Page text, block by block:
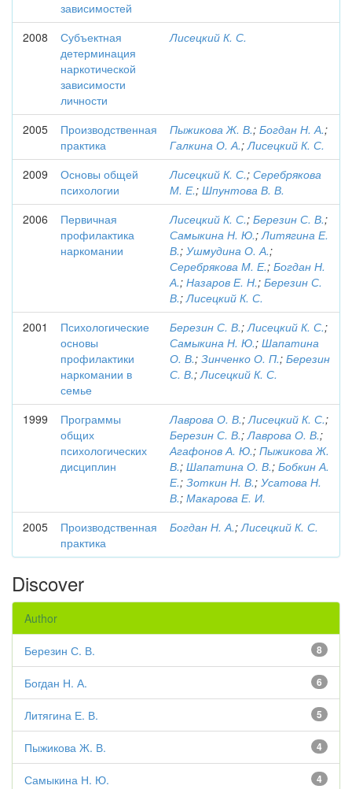
зависимостей
2008
Субъектная
детерминация
наркотической
зависимости
личности
Лисецкий К. С.
2005
Производственная
практика
Пыжикова Ж. В.; Богдан Н. А.;
Галкина О. А.;Лисецкий К. С.
2009
Основы общей
психологии
Лисецкий К. С.; Серебрякова
М. Е.; Шпунтова В. В.
2006
Первичная
профилактика
наркомании
Лисецкий К. С.; Березин С. В.;
Самыкина Н. Ю.;Литягина Е.
В.; Ушмудина О. А.;
Серебрякова М. Е.; Богдан Н.
А.; Назаров Е. Н.; Березин С.
В.;Лисецкий К. С.
2001
Психологические
основы
профилактики
наркомании в
семье
Березин С. В.;Лисецкий К. С.;
Самыкина Н. Ю.; Шапатина
О. В.; Зинченко О. П.; Березин
С. В.;Лисецкий К. С.
1999
Программы
общих
психологических
дисциплин
Лаврова О. В.;Лисецкий К. С.;
Березин С. В.;Лаврова О. В.;
Агафонов А. Ю.; Пыжикова Ж.
В.; Шапатина О. В.; Бобкин А.
Е.; Зоткин Н. В.; Усатова Н.
В.; Макарова Е. И.
2005
Производственная
практика
Богдан Н. А.;Лисецкий К. С.
Discover
Author
8
Березин С. В.
6
Богдан Н. А.
5
Литягина Е. В.
4
Пыжикова Ж. В.
4
Самыкина Н. Ю.